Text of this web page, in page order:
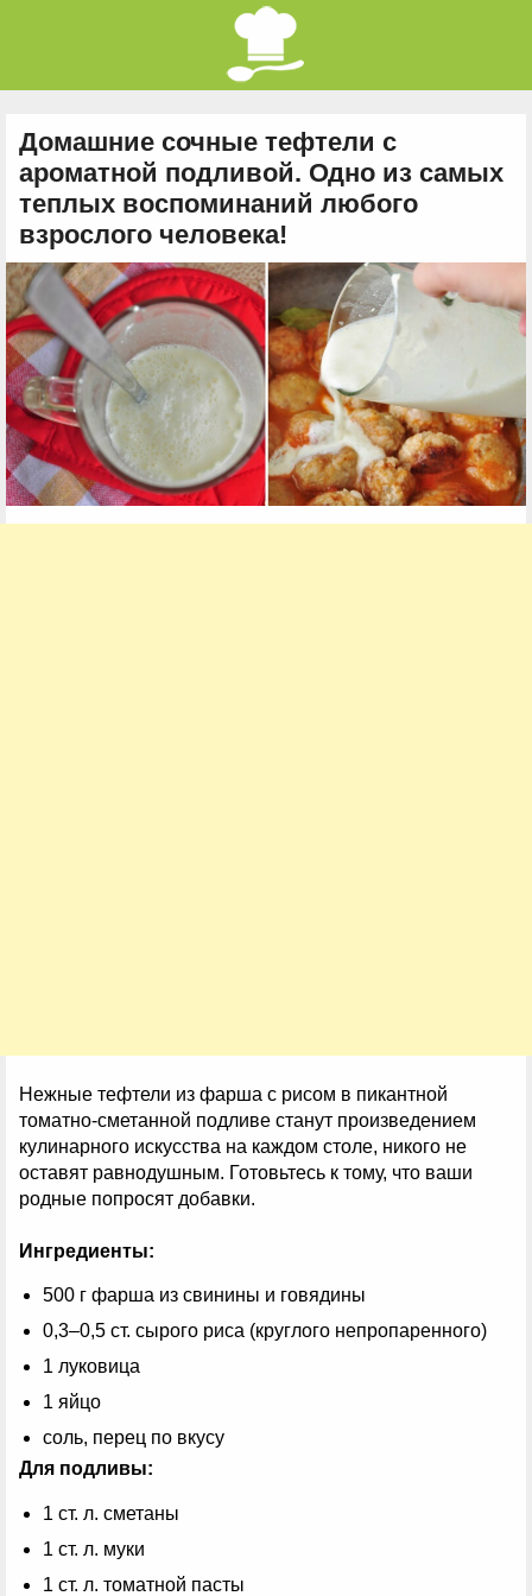
Домашние сочные тефтели с
ароматной подливой. Одно из самых
теплых воспоминаний любого
взрослого человека!
Нежные тефтели из фарша с рисом в пикантной
томатно-сметанной подливе станут произведением
кулинарного искусства на каждом столе, никого не
оставят равнодушным. Готовьтесь к тому, что ваши
родные попросят добавки.
Ингредиенты:
500 г фарша из свинины и говядины
0,3–0,5 ст. сырого риса (круглого непропаренного)
1 луковица
1 яйцо
соль, перец по вкусу
Для подливы:
1 ст. л. сметаны
1 ст. л. муки
1 ст. л. томатной пасты